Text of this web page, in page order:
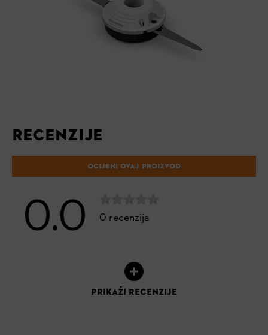
RECENZIJE
OCIJENI OVAJ PROIZVOD
0.0 0 recenzija
PRIKAŽI RECENZIJE